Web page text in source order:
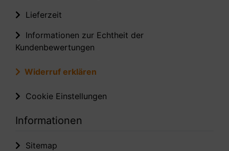
Lieferzeit
Informationen zur Echtheit der
Kundenbewertungen
Widerruf erklären
Cookie Einstellungen
Informationen
Sitemap